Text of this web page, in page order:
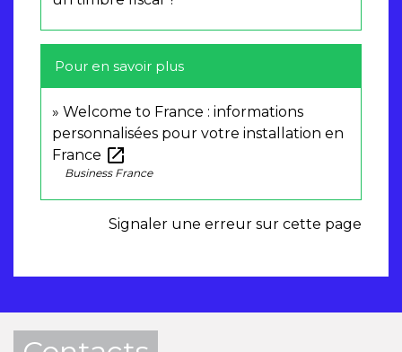
Pour en savoir plus
Welcome to France : informations
personnalisées pour votre installation en
France open_in_new
Business France
Signaler une erreur sur cette page